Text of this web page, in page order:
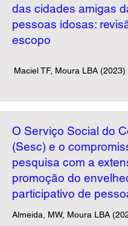
das cidades amigas
pessoas idosas:
escopo
Maciel TF, Moura LBA (2023)
O Serviço Social do
(Sesc) e o
pesquisa com a
promoção do
participativo de
Almeida, MW, Moura LBA